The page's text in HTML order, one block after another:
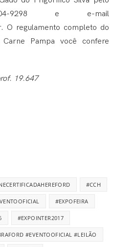
9298 e e-mail
. O regulamento completo do
Pampa você confere
19.647
#CCH
#EXPOFEIRA
#EXPOINTER2017
#EVENTOOFICIAL #LEILÃO